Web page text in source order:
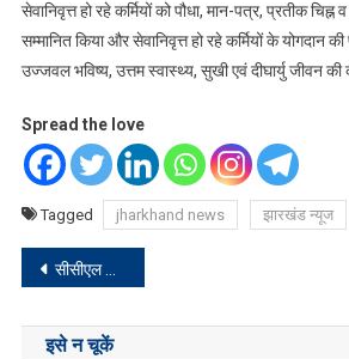
सेवानिवृत्त हो रहे कर्मियों को पौधा, मान-पत्र, प्रतीक
सम्मानित किया और सेवानिवृत्त हो रहे कर्मियों के योगदान
उज्जवल भविष्य, उत्तम स्वास्थ्य, सुखी एवं दीघार्यु जीवन की
Spread the love
Tagged jharkhand news झारखंड न्यूज
Post
navigation
सीसीएल जन-आरोग्य केंद में नि:शुल्क जांच शिविर का हुआ आयोजन
इसे न चूकें